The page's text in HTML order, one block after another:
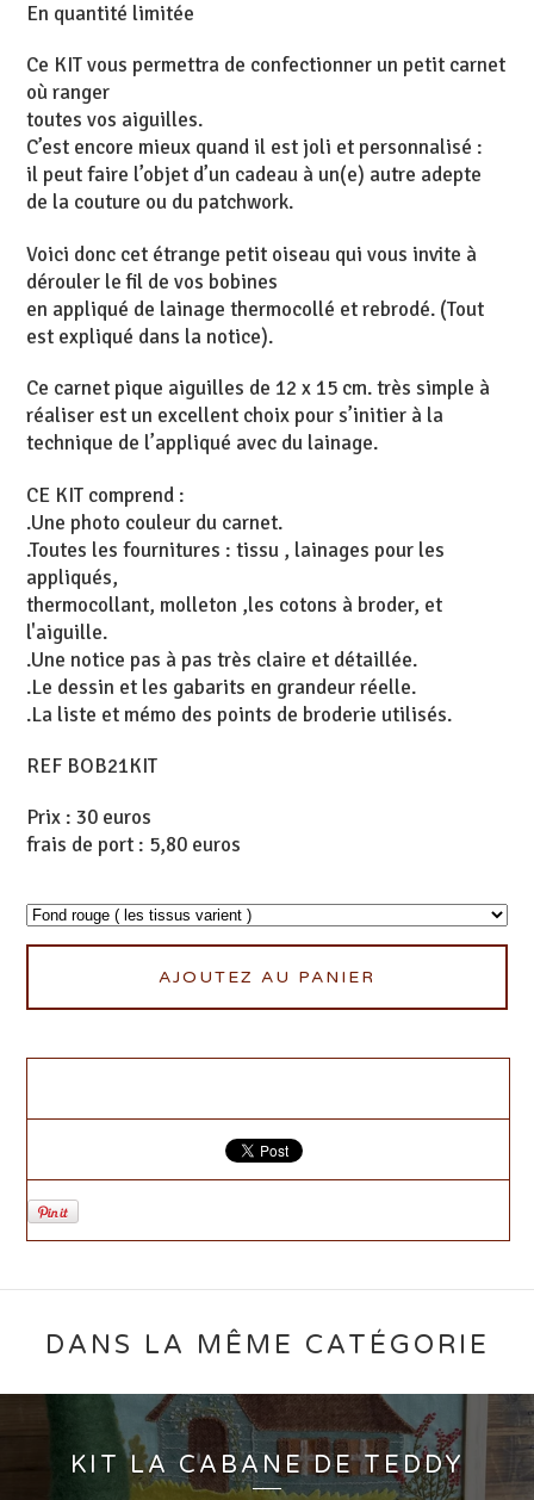
En quantité limitée
Ce KIT vous permettra de confectionner un petit carnet
où ranger
toutes vos aiguilles.
C’est encore mieux quand il est joli et personnalisé :
il peut faire l’objet d’un cadeau à un(e) autre adepte
de la couture ou du patchwork.
Voici donc cet étrange petit oiseau qui vous invite à
dérouler le fil de vos bobines
en appliqué de lainage thermocollé et rebrodé. (Tout
est expliqué dans la notice).
Ce carnet pique aiguilles de 12 x 15 cm. très simple à
réaliser est un excellent choix pour s’initier à la
technique de l’appliqué avec du lainage.
CE KIT comprend :
.Une photo couleur du carnet.
.Toutes les fournitures : tissu , lainages pour les
appliqués,
thermocollant, molleton ,les cotons à broder, et
l'aiguille.
.Une notice pas à pas très claire et détaillée.
.Le dessin et les gabarits en grandeur réelle.
.La liste et mémo des points de broderie utilisés.
REF BOB21KIT
Prix : 30 euros
frais de port : 5,80 euros
AJOUTEZ AU PANIER
DANS LA MÊME CATÉGORIE
KIT LA CABANE DE TEDDY